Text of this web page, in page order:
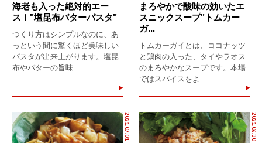
海老も入った絶対的エー
ス！"塩昆布バターパスタ"
つくり方はシンプルなのに、あ
っという間に驚くほど美味しい
パスタが出来上がります。塩昆
布やバターの旨味...
まろやかで酸味の効いたエ
スニックスープ"トムカー
ガ...
トムカーガイとは、ココナッツ
と鶏肉の入った、タイやラオス
のまろやかなスープです。本場
ではスパイスをよ...
2021.07.01 2021.06.30